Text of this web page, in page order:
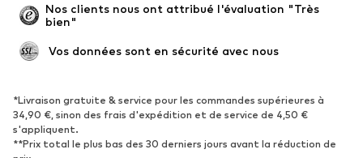
Nouveautés
Boots et bottes
Baskets
SPORT
Nos clients nous ont attribué l'évaluation "Très
bien"
Vos données sont en sécurité avec nous
*Livraison gratuite & service pour les commandes supérieures à
34,90 €, sinon des frais d'expédition et de service de 4,50 €
s'appliquent.
**Prix total le plus bas des 30 derniers jours avant la réduction de